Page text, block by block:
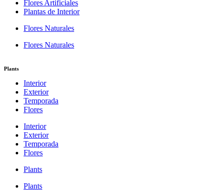
Flores Artificiales
Plantas de Interior
Flores Naturales
Flores Naturales
Plants
Interior
Exterior
Temporada
Flores
Interior
Exterior
Temporada
Flores
Plants
Plants